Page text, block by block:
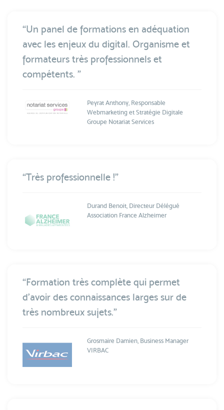
“Un panel de formations en adéquation
avec les enjeux du digital. Organisme et
formateurs très professionnels et
compétents. ”
Peyrat Anthony, Responsable
Webmarketing et Stratégie Digitale
Groupe Notariat Services
“Très professionnelle !”
Durand Benoit, Directeur Délégué
Association France Alzheimer
“Formation très complète qui permet
d'avoir des connaissances larges sur de
très nombreux sujets.”
Grosmaire Damien, Business Manager
VIRBAC